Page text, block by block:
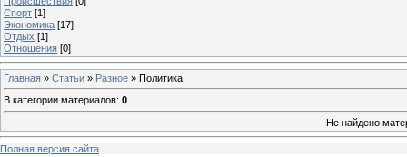
Спорт [1]
Экономика [17]
Отдых [1]
Отношения [0]
Главная » Статьи » Разное » Политика
В категории материалов: 0
Не найдено
Полная версия сайта